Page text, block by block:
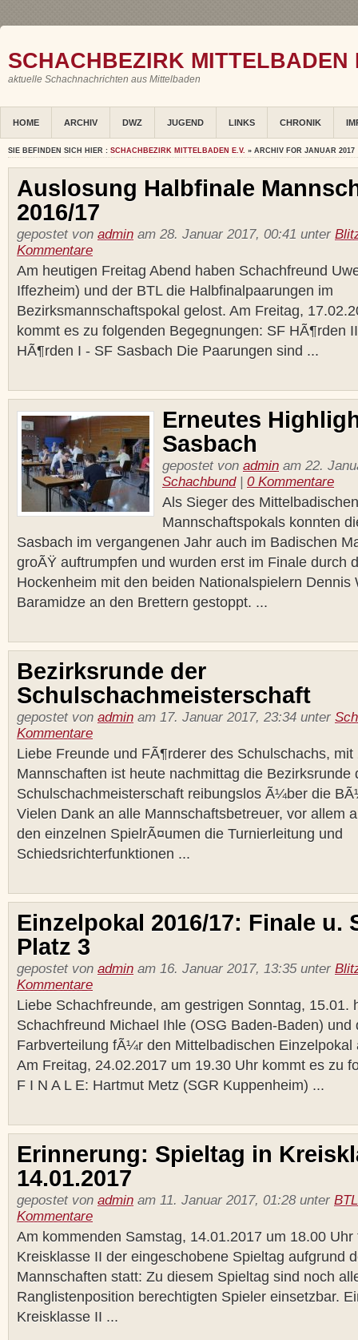
SCHACHBEZIRK MITTELBADEN
aktuelle Schachnachrichten aus Mittelbaden
HOME ARCHIV DWZ JUGEND LINKS CHRONIK
SIE BEFINDEN SICH HIER : SCHACHBEZIRK MITTELBADEN E.V. » ARCHIV FOR JANUAR 2017
Auslosung Halbfinale
2016/17
gepostet von admin am 28. Januar 2017, 00:41 unter
Kommentare
Am heutigen Freitag Abend haben Schachfreund
Iffezheim) und der BTL die Halbfinalpaarungen im
Bezirksmannschaftspokal gelost. Am Freitag,
kommt es zu folgenden Begegnungen: SF HÃ¶rden
HÃ¶rden I - SF Sasbach Die Paarungen sind ...
Erneutes
Sasbach
gepostet von admin am 22.
Schachbund| 0 Kommentare
Als Sieger des Mittelbadischen
Mannschaftspokals konnten
Sasbach im vergangenen Jahr auch im Badischen
groÃŸ auftrumpfen und wurden erst im Finale durch
Hockenheim mit den beiden Nationalspielern Dennis
Baramidze an den Brettern gestoppt. ...
Bezirksrunde der
Schulschachmeisterschaft
gepostet von admin am 17. Januar 2017, 23:34 unter
Kommentare
Liebe Freunde und FÃ¶rderer des Schulschachs, mit
Mannschaften ist heute nachmittag die Bezirksrunde
Schulschachmeisterschaft reibungslos Ã¼ber die
Vielen Dank an alle Mannschaftsbetreuer, vor allem
den einzelnen SpielrÃ¤umen die Turnierleitung und
Schiedsrichterfunktionen ...
Einzelpokal 2016/17: Finale u.
Platz 3
gepostet von admin am 16. Januar 2017, 13:35 unter
Kommentare
Liebe Schachfreunde, am gestrigen Sonntag, 15.01.
Schachfreund Michael Ihle (OSG Baden-Baden) und
Farbverteilung fÃ¼r den Mittelbadischen
Am Freitag, 24.02.2017 um 19.30 Uhr kommt es zu
F I N A L E: Hartmut Metz (SGR Kuppenheim) ...
Erinnerung: Spieltag in
14.01.2017
gepostet von admin am 11. Januar 2017, 01:28 unter
Kommentare
Am kommenden Samstag, 14.01.2017 um 18.00
Kreisklasse II der eingeschobene Spieltag aufgrund
Mannschaften statt: Zu diesem Spieltag sind noch
Ranglistenposition berechtigten Spieler einsetzbar.
Kreisklasse II ...